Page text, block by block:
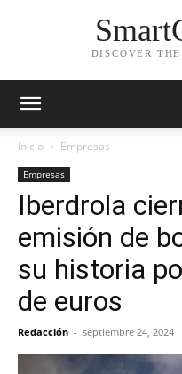
DISCOVER
Inicio Empresas
Empresas
Iberdrola
emisión de
su historia
de euros
Redacción - septiembre 24, 2024